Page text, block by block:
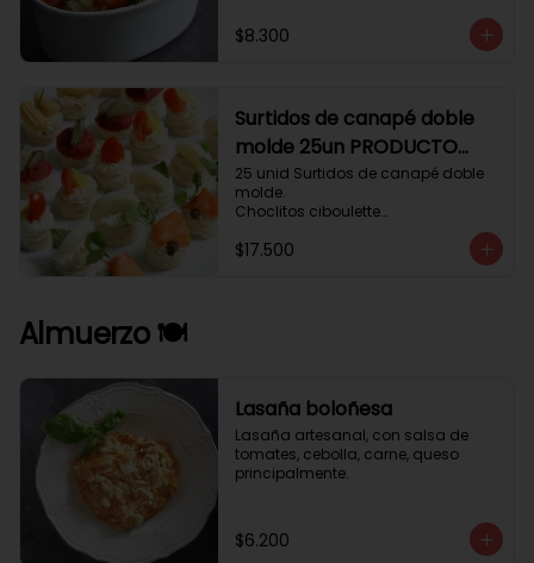
$8.300
Surtidos de canapé doble
molde 25un PRODUCTO
DELICADO .
25 unid Surtidos de canapé doble
molde.
Choclitos ciboulette
Tomate aji verde.
$17.500
Almuerzo 🍽️
Lasaña boloñesa
Lasaña artesanal, con salsa de
tomates, cebolla, carne, queso
principalmente.
$6.200